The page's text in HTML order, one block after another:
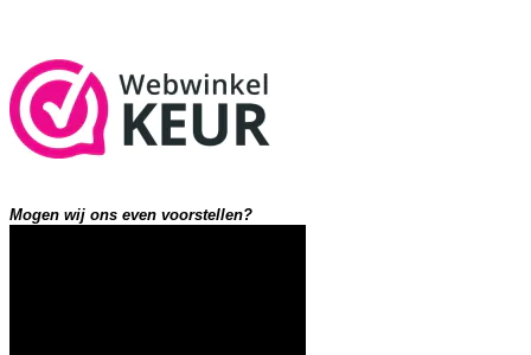
Mogen wij ons even voorstellen?